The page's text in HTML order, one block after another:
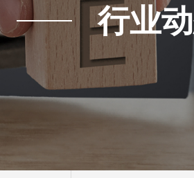
行业